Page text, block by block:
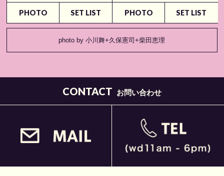
PHOTO SET LIST PHOTO SET LIST
photo by 小川舞+久保憲司+柴田恵理
CONTACT お問い合わせ